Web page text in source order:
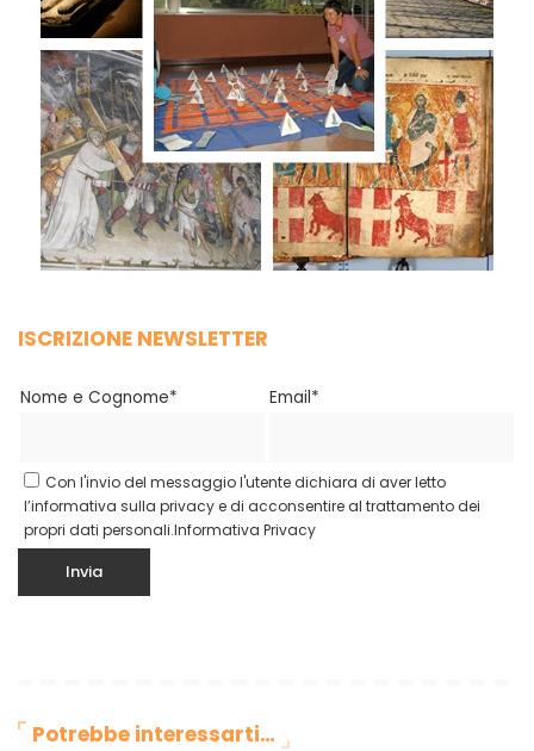
ISCRIZIONE NEWSLETTER
Nome e Cognome* Email*
Con l'invio del messaggio l'utente dichiara di aver letto
l’informativa sulla privacy e di acconsentire al trattamento dei
propri dati personali.Informativa Privacy
Potrebbe interessarti…